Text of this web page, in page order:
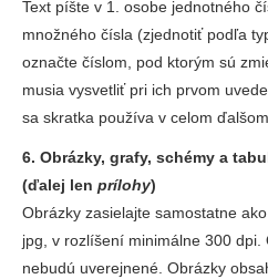
Text píšte v 1. osobe jednotného
množného čísla (zjednotiť podľa
označte číslom, pod ktorým sú
musia vysvetliť pri ich prvom
sa skratka používa v celom
6. Obrázky, grafy, schémy a
(ďalej len prílohy)
Obrázky zasielajte samostatne
jpg, v rozlíšení minimálne 300
nebudú uverejnené. Obrázky